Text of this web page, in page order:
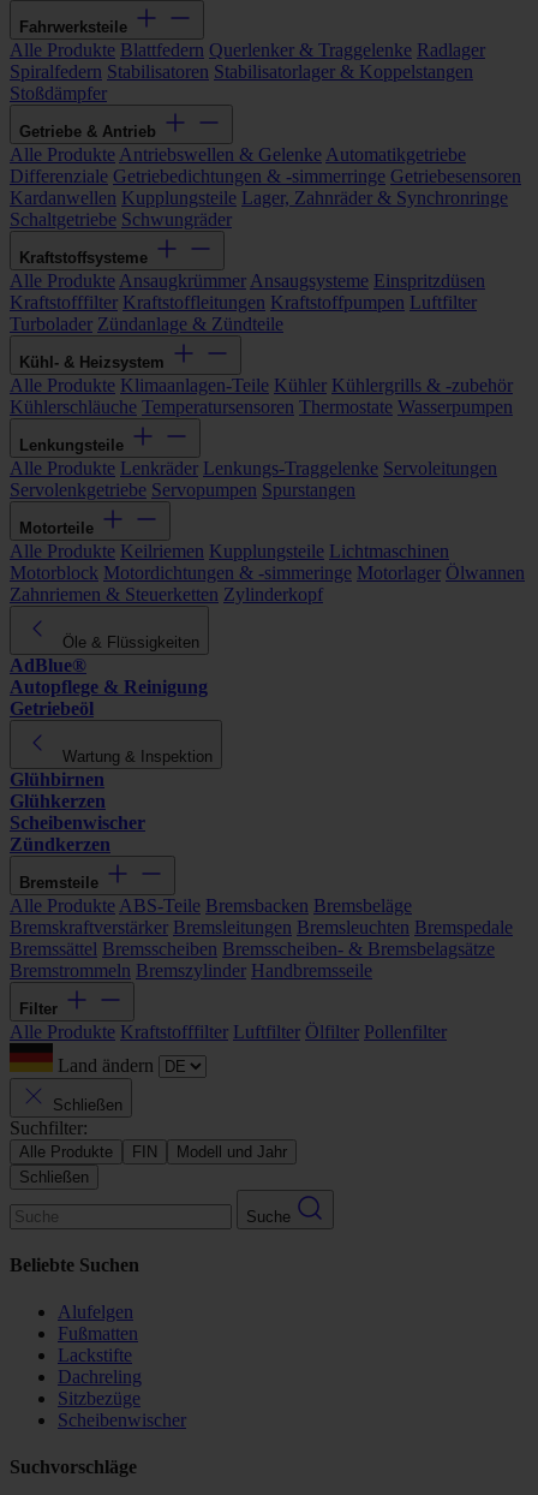
Fahrwerksteile
Alle Produkte Blattfedern Querlenker & Traggelenke Radlager
Spiralfedern Stabilisatoren Stabilisatorlager & Koppelstangen
Stoßdämpfer
Getriebe & Antrieb
Alle Produkte Antriebswellen & Gelenke Automatikgetriebe
Differenziale Getriebedichtungen & -simmerringe Getriebesensoren
Kardanwellen Kupplungsteile Lager, Zahnräder & Synchronringe
Schaltgetriebe Schwungräder
Kraftstoffsysteme
Alle Produkte Ansaugkrümmer Ansaugsysteme Einspritzdüsen
Kraftstofffilter Kraftstoffleitungen Kraftstoffpumpen Luftfilter
Turbolader Zündanlage & Zündteile
Kühl- & Heizsystem
Alle Produkte Klimaanlagen-Teile Kühler Kühlergrills & -zubehör
Kühlerschläuche Temperatursensoren Thermostate Wasserpumpen
Lenkungsteile
Alle Produkte Lenkräder Lenkungs-Traggelenke Servoleitungen
Servolenkgetriebe Servopumpen Spurstangen
Motorteile
Alle Produkte Keilriemen Kupplungsteile Lichtmaschinen
Motorblock Motordichtungen & -simmeringe Motorlager Ölwannen
Zahnriemen & Steuerketten Zylinderkopf
Öle & Flüssigkeiten
AdBlue®
Autopflege & Reinigung
Getriebeöl
Wartung & Inspektion
Glühbirnen
Glühkerzen
Scheibenwischer
Zündkerzen
Bremsteile
Alle Produkte ABS-Teile Bremsbacken Bremsbeläge
Bremskraftverstärker Bremsleitungen Bremsleuchten Bremspedale
Bremssättel Bremsscheiben Bremsscheiben- & Bremsbelagsätze
Bremstrommeln Bremszylinder Handbremsseile
Filter
Alle Produkte Kraftstofffilter Luftfilter Ölfilter Pollenfilter
Land ändern
Schließen
Suchfilter:
Alle Produkte FIN
Modell und Jahr
Schließen
Suche
Beliebte Suchen
Alufelgen
Fußmatten
Lackstifte
Dachreling
Sitzbezüge
Scheibenwischer
Suchvorschläge